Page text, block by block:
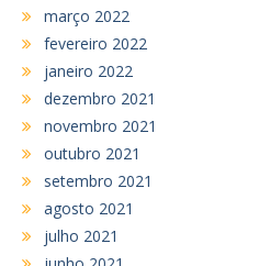
março 2022
fevereiro 2022
janeiro 2022
dezembro 2021
novembro 2021
outubro 2021
setembro 2021
agosto 2021
julho 2021